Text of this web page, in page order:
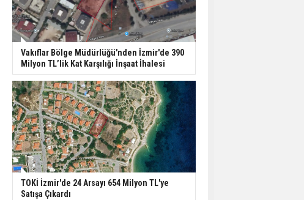
Aileden Miras Kalan Ev
Nasıl Satılır?
İstanbul'da 15 Bin Kiralık
Sosyal Konut Eylülde
Kiraya Verilecek
Miras Kalan Ev ve Tarım
Arazilerinde Yeni Dönem
Başlıyor
Vakıflar Bölge Müdürlüğü'nden İzmir'de 390
Milyon TL’lik Kat Karşılığı İnşaat İhalesi
TOKİ İzmir'de 24 Arsayı 654 Milyon TL'ye
Satışa Çıkardı